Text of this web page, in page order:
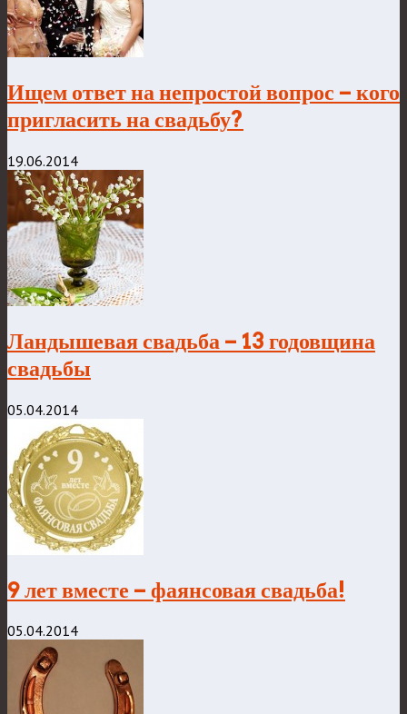
Ищем ответ на непростой вопрос – кого
пригласить на свадьбу?
19.06.2014
Ландышевая свадьба – 13 годовщина
свадьбы
05.04.2014
9 лет вместе – фаянсовая свадьба!
05.04.2014